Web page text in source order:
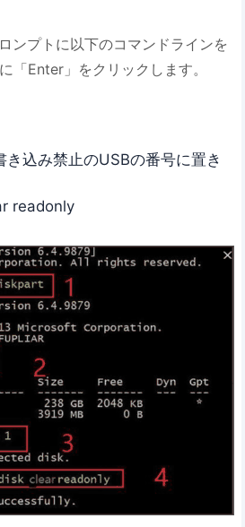
ンプトに以下のコマンドラインを
「Enter」をクリックします。
込み禁止のUSBの番号に置き
readonly